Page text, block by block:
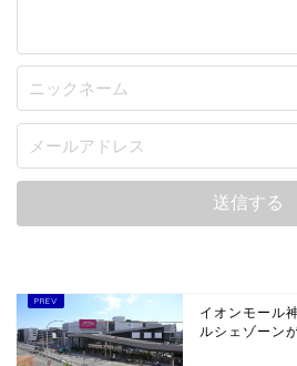
イオンモール
ルシェゾーン